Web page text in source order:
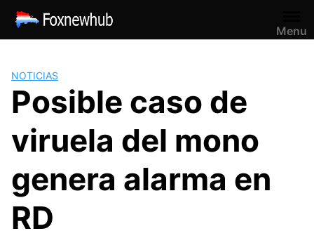
Saltar
contenido
Menu
NOTICIAS
Posible caso de
viruela del mono
genera alarma en
RD